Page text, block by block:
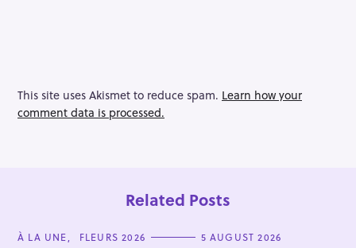
This site uses Akismet to reduce spam. Learn how your
comment data is processed.
Related Posts
C
À LA UNE FLEURS 2026 5 AUGUST 2026